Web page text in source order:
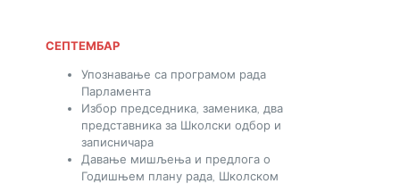
СЕПТЕМБАР
Упознавање са програмом рада
Парламента
Избор председника, заменика, два
представника за Школски одбор и
записничара
Давање мишљења и предлога о
Годишњем плану рада, Школском